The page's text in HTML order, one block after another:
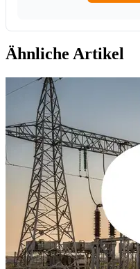
Ähnliche Artikel